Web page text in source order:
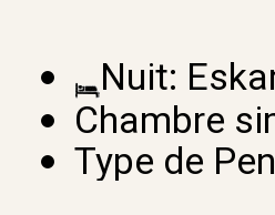
Nuit:
Chambre
Type de